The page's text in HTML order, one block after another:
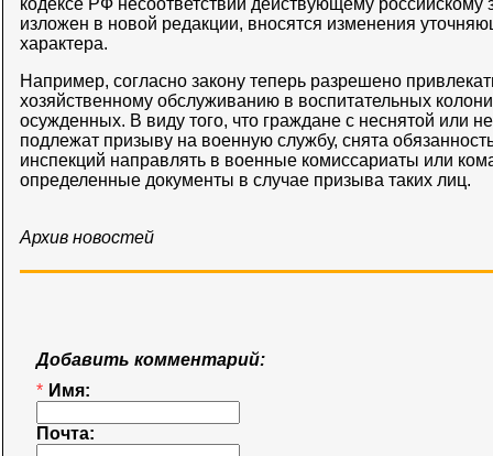
кодексе РФ несоответствий действующему российскому
изложен в новой редакции, вносятся изменения
характера.
Например, согласно закону теперь разрешено
хозяйственному обслуживанию в воспитательных
осужденных. В виду того, что граждане с неснятой или
подлежат призыву на военную службу, снята
инспекций направлять в военные комиссариаты или
определенные документы в случае призыва таких лиц.
Архив новостей
Добавить комментарий:
* Имя:
Почта: